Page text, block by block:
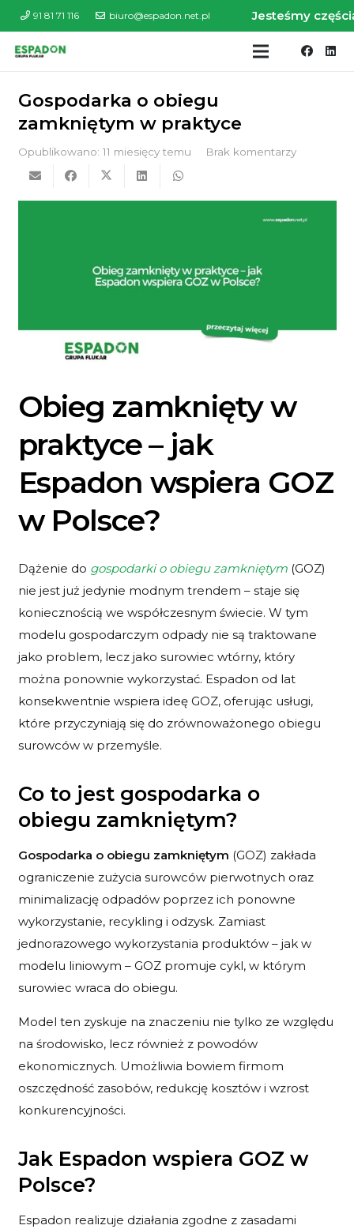
91 81 71 116 biuro@espadon.net.pl Jesteśmy
Gospodarka o obiegu
zamkniętym w praktyce
Opublikowano: 11 miesięcy temu Brak komentarzy
Obieg zamknięty w
praktyce – jak
Espadon wspiera GOZ
w Polsce?
Dążenie do gospodarki o obiegu zamkniętym(GOZ)
nie jest już jedynie modnym trendem – staje się
koniecznością we współczesnym świecie. W tym
modelu gospodarczym odpady nie są traktowane
jako problem, lecz jako surowiec wtórny, który
można ponownie wykorzystać. Espadon od lat
konsekwentnie wspiera ideę GOZ, oferując usługi,
które przyczyniają się do zrównoważonego obiegu
surowców w przemyśle.
Co to jest gospodarka o
obiegu zamkniętym?
Gospodarka o obiegu zamkniętym (GOZ) zakłada
ograniczenie zużycia surowców pierwotnych oraz
minimalizację odpadów poprzez ich ponowne
wykorzystanie, recykling i odzysk. Zamiast
jednorazowego wykorzystania produktów – jak w
modelu liniowym – GOZ promuje cykl, w którym
surowiec wraca do obiegu.
Model ten zyskuje na znaczeniu nie tylko ze względu
na środowisko, lecz również z powodów
ekonomicznych. Umożliwia bowiem firmom
oszczędność zasobów, redukcję kosztów i wzrost
konkurencyjności.
Jak Espadon wspiera GOZ w
Polsce?
Espadon realizuje działania zgodne z zasadami